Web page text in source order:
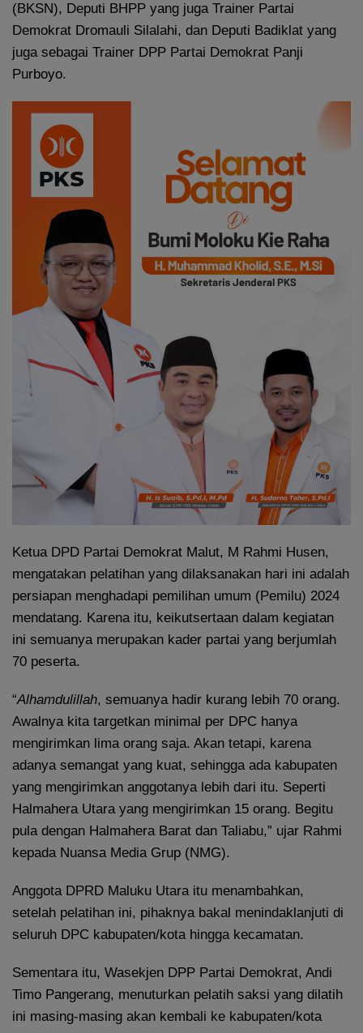
(BKSN), Deputi BHPP yang juga Trainer Partai
Demokrat Dromauli Silalahi, dan Deputi Badiklat yang
juga sebagai Trainer DPP Partai Demokrat Panji
Purboyo.
Ketua DPD Partai Demokrat Malut, M Rahmi Husen,
mengatakan pelatihan yang dilaksanakan hari ini adalah
persiapan menghadapi pemilihan umum (Pemilu) 2024
mendatang. Karena itu, keikutsertaan dalam kegiatan
ini semuanya merupakan kader partai yang berjumlah
70 peserta.
“Alhamdulillah, semuanya hadir kurang lebih 70 orang.
Awalnya kita targetkan minimal per DPC hanya
mengirimkan lima orang saja. Akan tetapi, karena
adanya semangat yang kuat, sehingga ada kabupaten
yang mengirimkan anggotanya lebih dari itu. Seperti
Halmahera Utara yang mengirimkan 15 orang. Begitu
pula dengan Halmahera Barat dan Taliabu,” ujar Rahmi
kepada Nuansa Media Grup (NMG).
Anggota DPRD Maluku Utara itu menambahkan,
setelah pelatihan ini, pihaknya bakal menindaklanjuti di
seluruh DPC kabupaten/kota hingga kecamatan.
Sementara itu, Wasekjen DPP Partai Demokrat, Andi
Timo Pangerang, menuturkan pelatih saksi yang dilatih
ini masing-masing akan kembali ke kabupaten/kota